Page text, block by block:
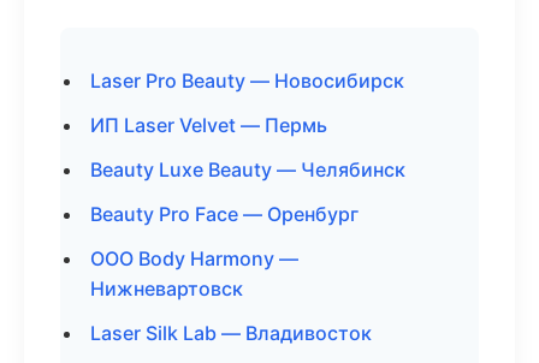
Laser Pro Beauty — Новосибирск
ИП Laser Velvet — Пермь
Beauty Luxe Beauty — Челябинск
Beauty Pro Face — Оренбург
ООО Body Harmony —
Нижневартовск
Laser Silk Lab — Владивосток